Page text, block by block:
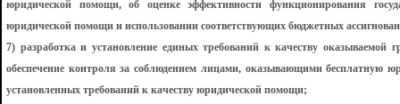
юридической помощи, об оценке эффективности функционирования
юридической помощи и использовании соответствующих бюджетных
7) разработка и установление единых требований к качеству
обеспечение контроля за соблюдением лицами, оказывающими бесплатную
установленных требований к качеству юридической помощи;